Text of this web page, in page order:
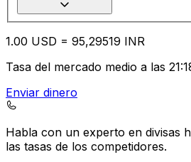
1.00 USD = 95,29519 INR
Tasa del mercado medio a las
Enviar dinero
Habla con un experto en divisas
las tasas de los competidores.